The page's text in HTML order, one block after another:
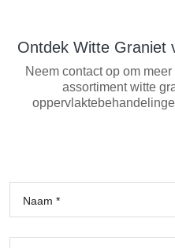
Ontdek Witte Graniet
Neem contact op om
assortiment witte
Naam *